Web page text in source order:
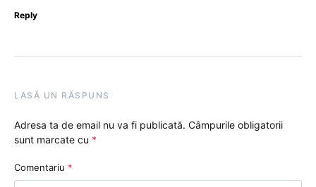
Reply
LASĂ UN RĂSPUNS
Adresa ta de email nu va fi publicată. Câmpurile obligatorii
sunt marcate cu *
Comentariu *